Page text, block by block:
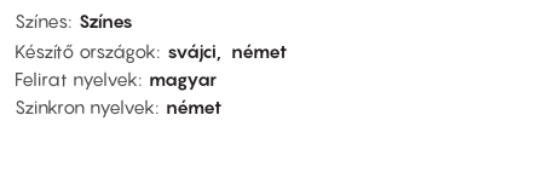
Színes Színes
Készítő országok
svájci
német
Felirat nyelvek
magyar
Szinkron nyelvek
német